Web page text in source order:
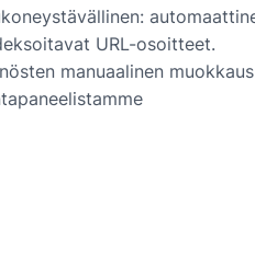
URL-osoitteet.
manuaalinen muokkaus